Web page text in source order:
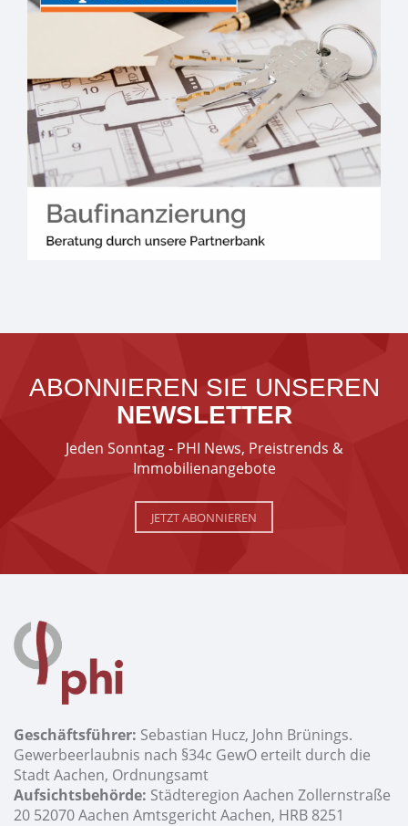
ABONNIEREN SIE UNSEREN
NEWSLETTER
Jeden Sonntag - PHI News, Preistrends &
Immobilienangebote
JETZT ABONNIEREN
Geschäftsführer: Sebastian Hucz, John Brünings.
Gewerbeerlaubnis nach §34c GewO erteilt durch die
Stadt Aachen, Ordnungsamt
Aufsichtsbehörde: Städteregion Aachen Zollernstraße
20 52070 Aachen Amtsgericht Aachen, HRB 8251